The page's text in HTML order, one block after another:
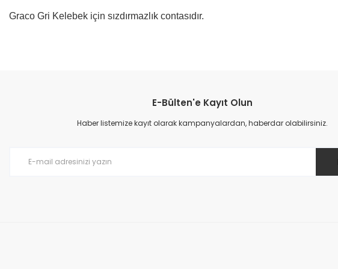
Graco Gri Kelebek için sızdırmazlık contasıdır.
Ürün resmi kalitesiz, bozuk veya görüntülenemiyor.
Ürün açıklamasında eksik bilgiler bulunuyor.
E-Bülten'e Kayıt Olun
Haber listemize kayıt olarak kampanyalardan, haberdar olabilirsiniz.